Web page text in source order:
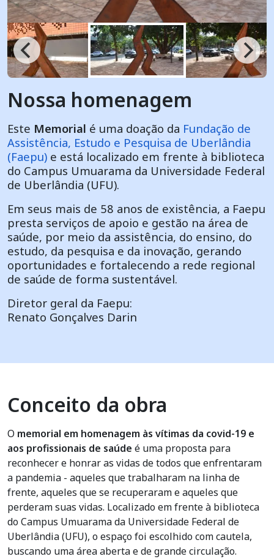
Nossa homenagem
Este Memorial é uma doação da Fundação de
Assistência, Estudo e Pesquisa de Uberlândia
(Faepu) e está localizado em frente à biblioteca
do Campus Umuarama da Universidade Federal
de Uberlândia (UFU).
Em seus mais de 58 anos de existência, a Faepu
presta serviços de apoio e gestão na área de
saúde, por meio da assistência, do ensino, do
estudo, da pesquisa e da inovação, gerando
oportunidades e fortalecendo a rede regional
de saúde de forma sustentável.
Diretor geral da Faepu:
Renato Gonçalves Darin
Conceito da obra
O memorial em homenagem às vítimas da covid-19 e
aos profissionais de saúde é uma proposta para
reconhecer e honrar as vidas de todos que enfrentaram
a pandemia - aqueles que trabalharam na linha de
frente, aqueles que se recuperaram e aqueles que
perderam suas vidas. Localizado em frente à biblioteca
do Campus Umuarama da Universidade Federal de
Uberlândia (UFU), o espaço foi escolhido com cautela,
buscando uma área aberta e de grande circulação.